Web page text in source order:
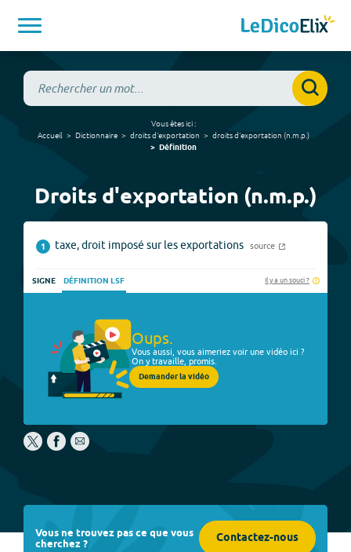
Vous êtes ici :
Accueil
Dictionnaire droits d'exportation droits d'exportation (n.m.p.)
Définition
Droits d'exportation (n.m.p.)
1 taxe, droit imposé sur les exportations source
SIGNE DÉFINITION LSF Il y a un souci ?
Oups.
Vous aussi, vous aimeriez voir une vidéo ici ?
On y travaille, promis.
Demander la vidéo
Vous ne trouvez pas ce que vous
cherchez ? Contactez-nous